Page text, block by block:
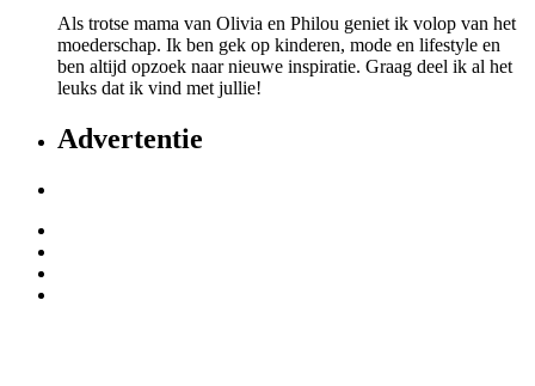
Als trotse mama van Olivia en Philou geniet ik volop van het
moederschap. Ik ben gek op kinderen, mode en lifestyle en
ben altijd opzoek naar nieuwe inspiratie. Graag deel ik al het
leuks dat ik vind met jullie!
Advertentie